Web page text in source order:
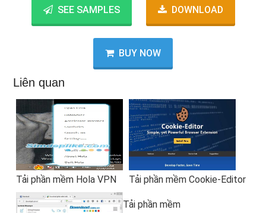
SEE SAMPLES DOWNLOAD
BUY NOW
Liên quan
Tải phần mềm Hola VPN Tải phần mềm Cookie-Editor
Tải phần mềm